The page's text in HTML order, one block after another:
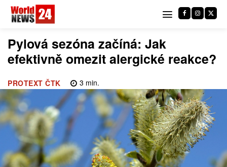
Pylová sezóna začíná: Jak
efektivně omezit alergické reakce?
PROTEXT ČTK 3 min.